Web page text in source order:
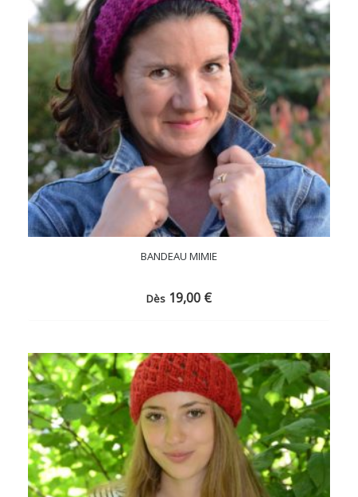
BANDEAU MIMIE
Dès 19,00 €